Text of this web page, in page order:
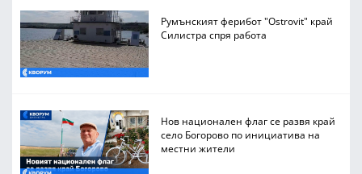
Румънският ферибот "Ostrovit" край
Силистра спря работа
Нов национален флаг се развя край
село Богорово по инициатива на
местни жители